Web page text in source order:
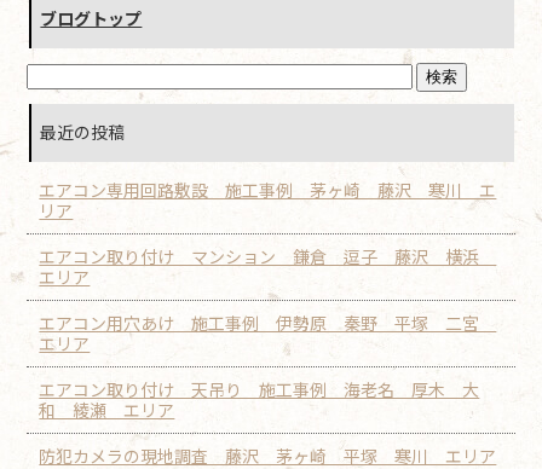
ブログトップ
最近の投稿
エアコン専用回路敷設 施工事例 茅ヶ崎 藤沢 寒川 エ
リア
エアコン取り付け マンション 鎌倉 逗子 藤沢 横浜
エリア
エアコン用穴あけ 施工事例 伊勢原 秦野 平塚 二宮
エリア
エアコン取り付け 天吊り 施工事例 海老名 厚木 大
和 綾瀬 エリア
防犯カメラの現地調査 藤沢 茅ヶ崎 平塚 寒川 エリア